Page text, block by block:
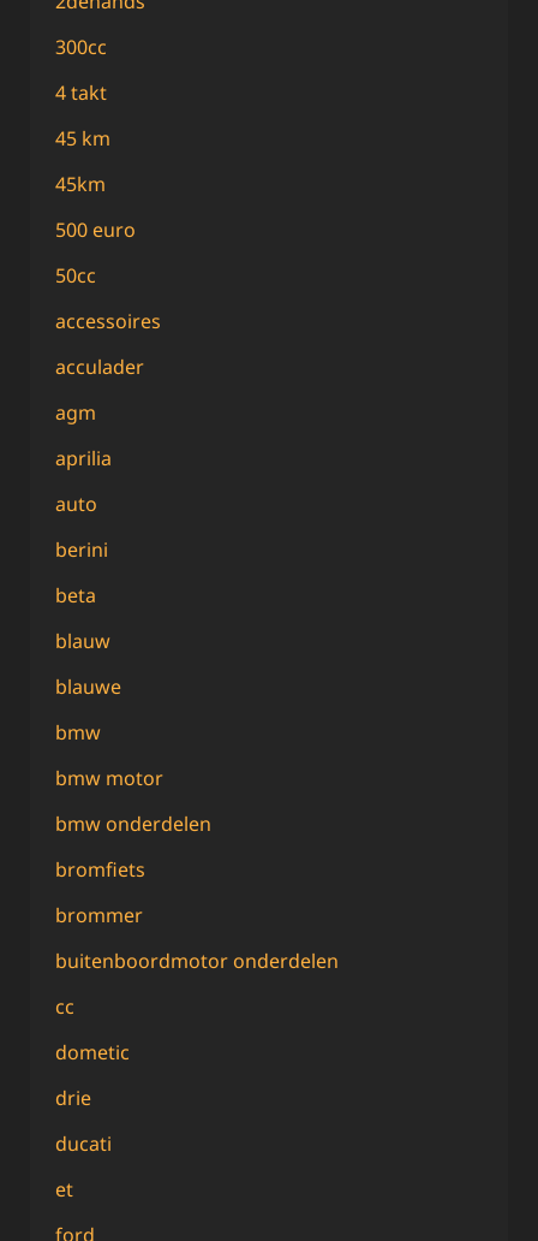
300cc
4 takt
45 km
45km
500 euro
50cc
accessoires
acculader
agm
aprilia
auto
berini
beta
blauw
blauwe
bmw
bmw motor
bmw onderdelen
bromfiets
brommer
buitenboordmotor onderdelen
cc
dometic
drie
ducati
et
ford